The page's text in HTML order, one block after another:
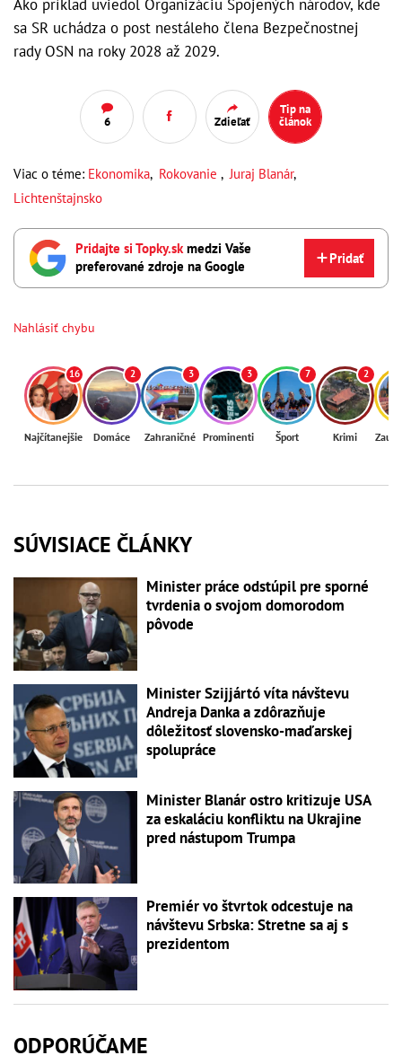
Ako príklad uviedol Organizáciu Spojených národov, kde
sa SR uchádza o post nestáleho člena Bezpečnostnej
rady OSN na roky 2028 až 2029.
6 Zdieľať
Tip na
článok
Viac o téme: Ekonomika, Rokovanie , Juraj Blanár,
Lichtenštajnsko
Pridajte si Topky.skmedzi Vaše
preferované zdroje na Google
Pridať
Nahlásiť chybu
16
Najčítanejšie
2
Domáce
3
Zahraničné
3
Prominenti
7
Šport
2
Krimi
SÚVISIACE ČLÁNKY
Minister práce odstúpil pre sporné
tvrdenia o svojom domorodom
pôvode
Minister Szijjártó víta návštevu
Andreja Danka a zdôrazňuje
dôležitosť slovensko-maďarskej
spolupráce
Minister Blanár ostro kritizuje USA
za eskaláciu konfliktu na Ukrajine
pred nástupom Trumpa
Premiér vo štvrtok odcestuje na
návštevu Srbska: Stretne sa aj s
prezidentom
ODPORÚČAME